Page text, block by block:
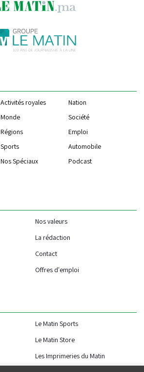
Activités royales
Nation
Monde
Société
Régions
Emploi
Sports
Automobile
Nos Spéciaux Podcast
Nos valeurs
La rédaction
Contact
Offres d'emploi
Le Matin Sports
Le Matin Store
Les Imprimeries du Matin